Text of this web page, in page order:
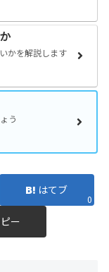
かを解説します
う
はてブ
0
ー